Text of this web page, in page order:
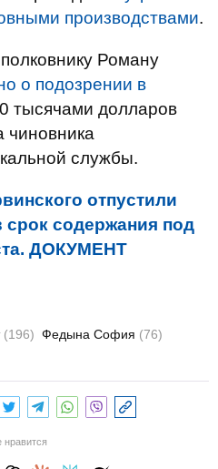
производствами.
Роману
о подозрении в
тысячами долларов
службы.
отпустили
срок содержания под
ДОКУМЕНТ
(196) Федына София (76)
нравится